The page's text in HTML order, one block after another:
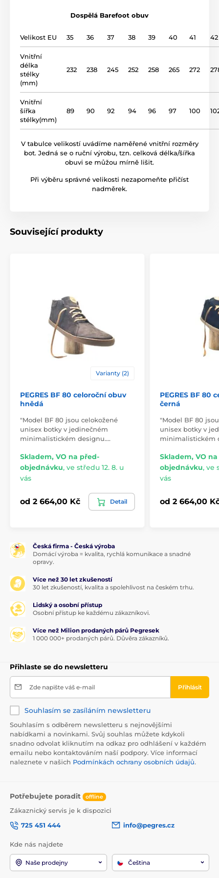
pohodlí a eleganci pomocí našich Barefoot bot, které
Produkt je zařazen v kategoriích
Celoroční obuv
Dospělá obuv
kůže
podšívka kůže
podrážka
gumová podrážka (no
název modelu
Dospělá Barefoot obuv
Velikost EU 35 36 37 38 39 40 41 42
Vnitřní
délka
stélky
(mm)
232 238 245 252 258 265 272
Vnitřní
šířka
stélky(mm)
89 90 92 94 96 97 100
V tabulce velikostí uvádíme naměřené vnitřní rozměry
bot. Jedná se o ruční výrobu, tzn. celková délka/šířka
obuvi se můžou mírně lišit.
Při výběru správné velikosti nezapomeňte přičíst
nadměrek.
Související produkty
Varianty (2)
PEGRES BF 80 celoroční obuv
hnědá
"Model BF 80 jsou celokožené
unisex botky v jedinečném
minimalistickém designu.…
Skladem, VO na před-
objednávku, ve středu 12. 8. u
vás
od 2 664,00 Kč Detail
PEGRES BF 80
černá
"Model BF 80
unisex botky v
minimalistickém
Skladem, VO
objednávku, ve
vás
od 2 664,00
Česká firma - Česká výroba
Domácí výroba = kvalita, rychlá komunikace a snadné
opravy.
Více než 30 let zkušeností
30 let zkušeností, kvalita a spolehlivost na českém trhu.
Lidský a osobní přístup
Osobní přístup ke každému zákazníkovi.
Více než Milion prodaných párů Pegresek
1 000 000+ prodaných párů. Důvěra zákazníků.
Přihlaste se do newsletteru
Zde napište váš e-mail Přihlásit
Souhlasím se zasíláním newsletteru
Souhlasím s odběrem newsletteru s nejnovějšími
nabídkami a novinkami. Svůj souhlas můžete kdykoli
snadno odvolat kliknutím na odkaz pro odhlášení v každém
emailu nebo kontaktováním naší podpory. Více informací
naleznete v našich Podmínkách ochrany osobních údajů.
Potřebujete poradit offline
Zákaznický servis je k dispozici
725 451 444
info@pegres.cz
Kde nás najdete
Naše prodejny Čeština